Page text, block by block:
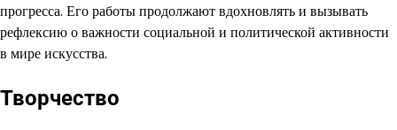
прогресса. Его работы продолжают вдохновлять и вызывать
рефлексию о важности социальной и политической активности
в мире искусства.
Творчество